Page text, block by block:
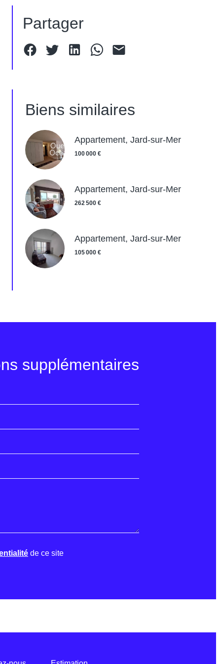
Partager
Biens similaires
Appartement, Jard-sur-Mer
100 000 €
Appartement, Jard-sur-Mer
262 500 €
Appartement, Jard-sur-Mer
105 000 €
supplémentaires
de ce site